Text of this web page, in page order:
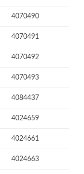
4070490
4070491
4070492
4070493
4084437
4024659
4024661
4024663